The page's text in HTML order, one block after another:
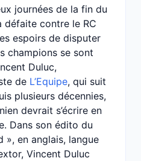
journées de la fin du
défaite contre le RC
espoirs de disputer
champions se sont
Duluc,
de L’Equipe, qui suit
plusieurs décennies,
devrait s’écrire en
Dans son édito du
», en anglais, langue
Vincent Duluc